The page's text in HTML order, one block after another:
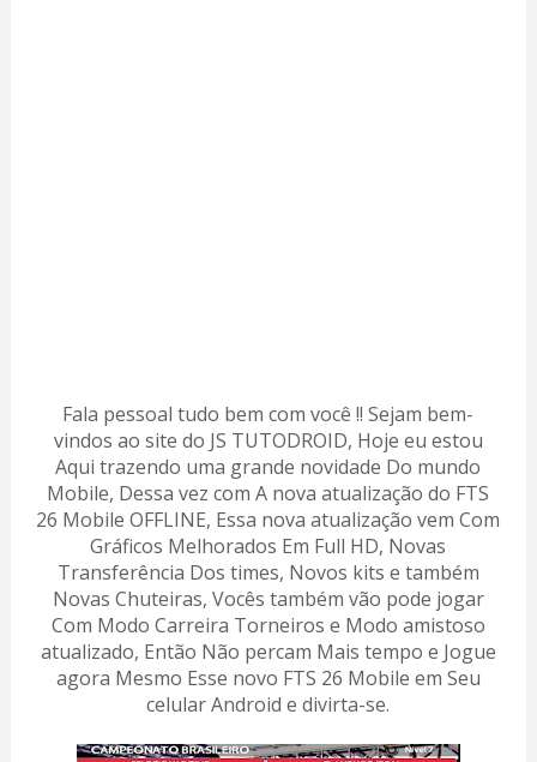
Fala pessoal tudo bem com você !! Sejam bem-
vindos ao site do JS TUTODROID, Hoje eu estou
Aqui trazendo uma grande novidade Do mundo
Mobile, Dessa vez com A nova atualização do FTS
26 Mobile OFFLINE, Essa nova atualização vem Com
Gráficos Melhorados Em Full HD, Novas
Transferência Dos times, Novos kits e também
Novas Chuteiras, Vocês também vão pode jogar
Com Modo Carreira Torneiros e Modo amistoso
atualizado, Então Não percam Mais tempo e Jogue
agora Mesmo Esse novo FTS 26 Mobile em Seu
celular Android e divirta-se.